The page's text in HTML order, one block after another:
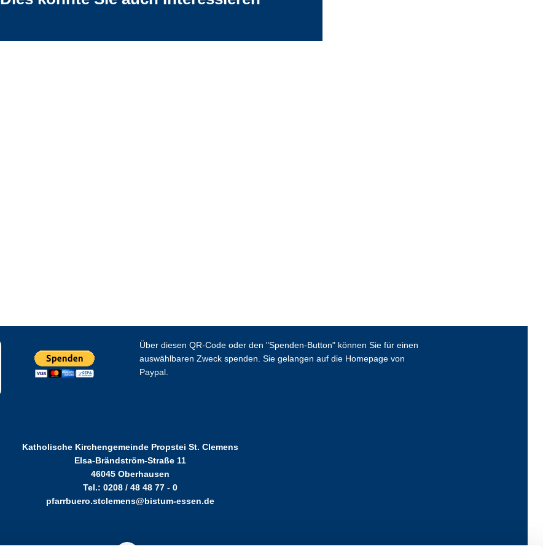
Über diesen QR-Code oder den "Spenden-Button" können Sie für einen
auswählbaren Zweck spenden. Sie gelangen auf die Homepage von
Paypal.
Katholische Kirchengemeinde Propstei St. Clemens
Elsa-Brändström-Straße 11
46045 Oberhausen
Tel.: 0208 / 48 48 77 - 0
pfarrbuero.stclemens@bistum-essen.de